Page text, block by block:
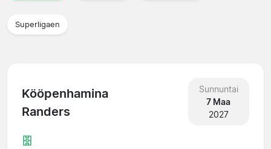
Superligaen
Kööpenhamina
Randers
Sunnuntai
7 Maa
2027